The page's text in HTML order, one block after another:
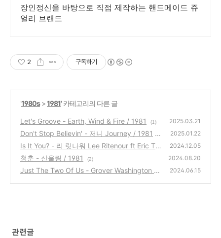
장인정신을 바탕으로 직접 제작하는 핸드메이드 쥬
얼리 브랜드
2 구독하기
'1980s>1981' 카테고리의 다른 글
Let's Groove - Earth, Wind & Fire / 1981 (1) 2025.03.21
Don't Stop Believin' - 저니 Journey / 1981
(3)
2025.01.22
Is It You? - 리 릿나워 Lee Ritenour ft Eric Ta
gg / 1981
(2)
2024.12.05
청춘 - 산울림 / 1981 (2) 2024.08.20
Just The Two Of Us - Grover Washington J
2024.06.15
관련글